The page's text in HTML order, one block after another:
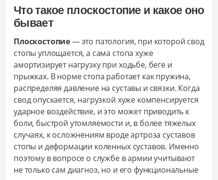
Что такое плоскостопие и какое оно
бывает
Плоскостопие— это патология, при которой свод
стопы уплощается, а сама стопа хуже
амортизирует нагрузку при ходьбе, беге и
прыжках. В норме стопа работает как пружина,
распределяя давление на суставы и связки. Когда
свод опускается, нагрузкой хуже компенсируется
ударное воздействие, и это может приводить к
боли, быстрой утомляемости и, в более тяжелых
случаях, к осложнениям вроде артроза суставов
стопы и деформации коленных суставов. Именно
поэтому в вопросе о службе в армии учитывают
не только сам диагноз, но и его функциональные